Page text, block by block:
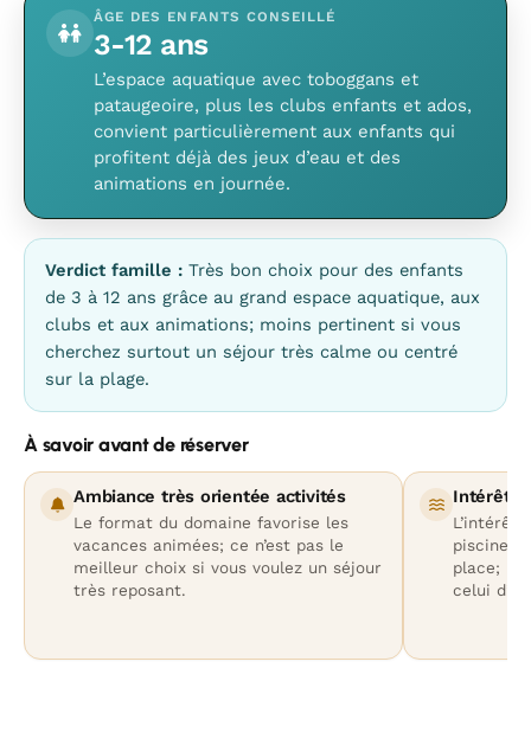
ÂGE DES ENFANTS CONSEILLÉ
3-12 ans
L’espace aquatique avec toboggans et
pataugeoire, plus les clubs enfants et ados,
convient particulièrement aux enfants qui
profitent déjà des jeux d’eau et des
animations en journée.
Verdict famille : Très bon choix pour des enfants
de 3 à 12 ans grâce au grand espace aquatique, aux
clubs et aux animations; moins pertinent si vous
cherchez surtout un séjour très calme ou centré
sur la plage.
À savoir avant de réserver
Ambiance très orientée activités
Le format du domaine favorise les
vacances animées; ce n’est pas le
meilleur choix si vous voulez un séjour
très reposant.
Intérêt
L’intérêt
piscines,
place; le
celui